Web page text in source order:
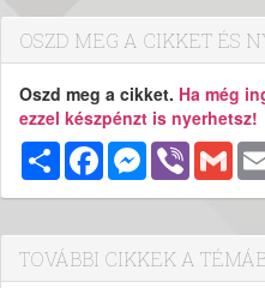
OSZD MEG A CIKKET ÉS
Oszd meg a cikket. Ha még
ezzel készpénzt is nyerhetsz!
MegosztásFacebookMessenger
Viber
TOVÁBBI CIKKEK A